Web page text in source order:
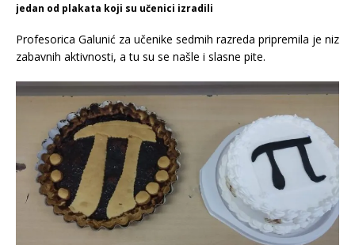
jedan od plakata koji su učenici izradili
Profesorica Galunić za učenike sedmih razreda pripremila je niz
zabavnih aktivnosti, a tu su se našle i slasne pite.